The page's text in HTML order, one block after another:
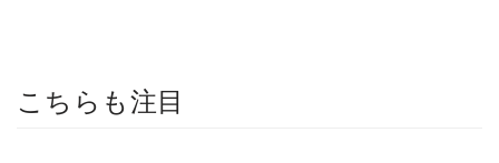
こちらも注目